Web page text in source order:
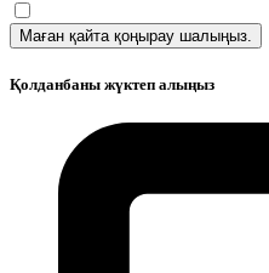
Маған қайта қоңырау шалыңыз.
Қолданбаны жүктеп алыңыз